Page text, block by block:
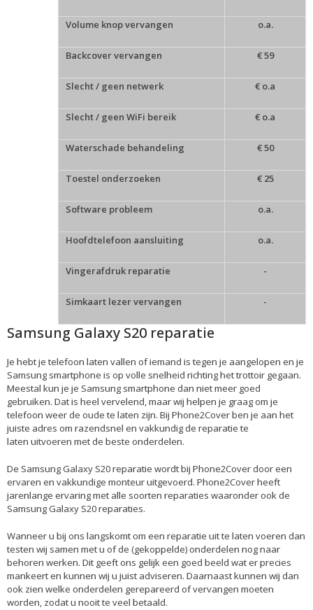
Volume knop vervangen o.a.
Backcover vervangen € 59
Slecht / geen netwerk € o.a
Slecht / geen WiFi bereik € o.a
Waterschade behandeling € 50
Toestel onderzoeken € 25
Software probleem o.a.
Hoofdtelefoon aansluiting o.a.
Vingerafdruk reparatie -
Simkaart lezer vervangen -
Samsung Galaxy S20 reparatie
Je hebt je telefoon laten vallen of iemand is tegen je aangelopen en je
Samsung smartphone is op volle snelheid richting het trottoir gegaan.
Meestal kun je je Samsung smartphone dan niet meer goed
gebruiken. Dat is heel vervelend, maar wij helpen je graag om je
telefoon weer de oude te laten zijn. Bij Phone2Cover ben je aan het
juiste adres om razendsnel en vakkundig de reparatie te
laten uitvoeren met de beste onderdelen.
De Samsung Galaxy S20 reparatie wordt bij Phone2Cover door een
ervaren en vakkundige monteur uitgevoerd. Phone2Cover heeft
jarenlange ervaring met alle soorten reparaties waaronder ook de
Samsung Galaxy S20 reparaties.
Wanneer u bij ons langskomt om een reparatie uit te laten voeren dan
testen wij samen met u of de (gekoppelde) onderdelen nog naar
behoren werken. Dit geeft ons gelijk een goed beeld wat er precies
mankeert en kunnen wij u juist adviseren. Daarnaast kunnen wij dan
ook zien welke onderdelen gerepareerd of vervangen moeten
worden, zodat u nooit te veel betaald.